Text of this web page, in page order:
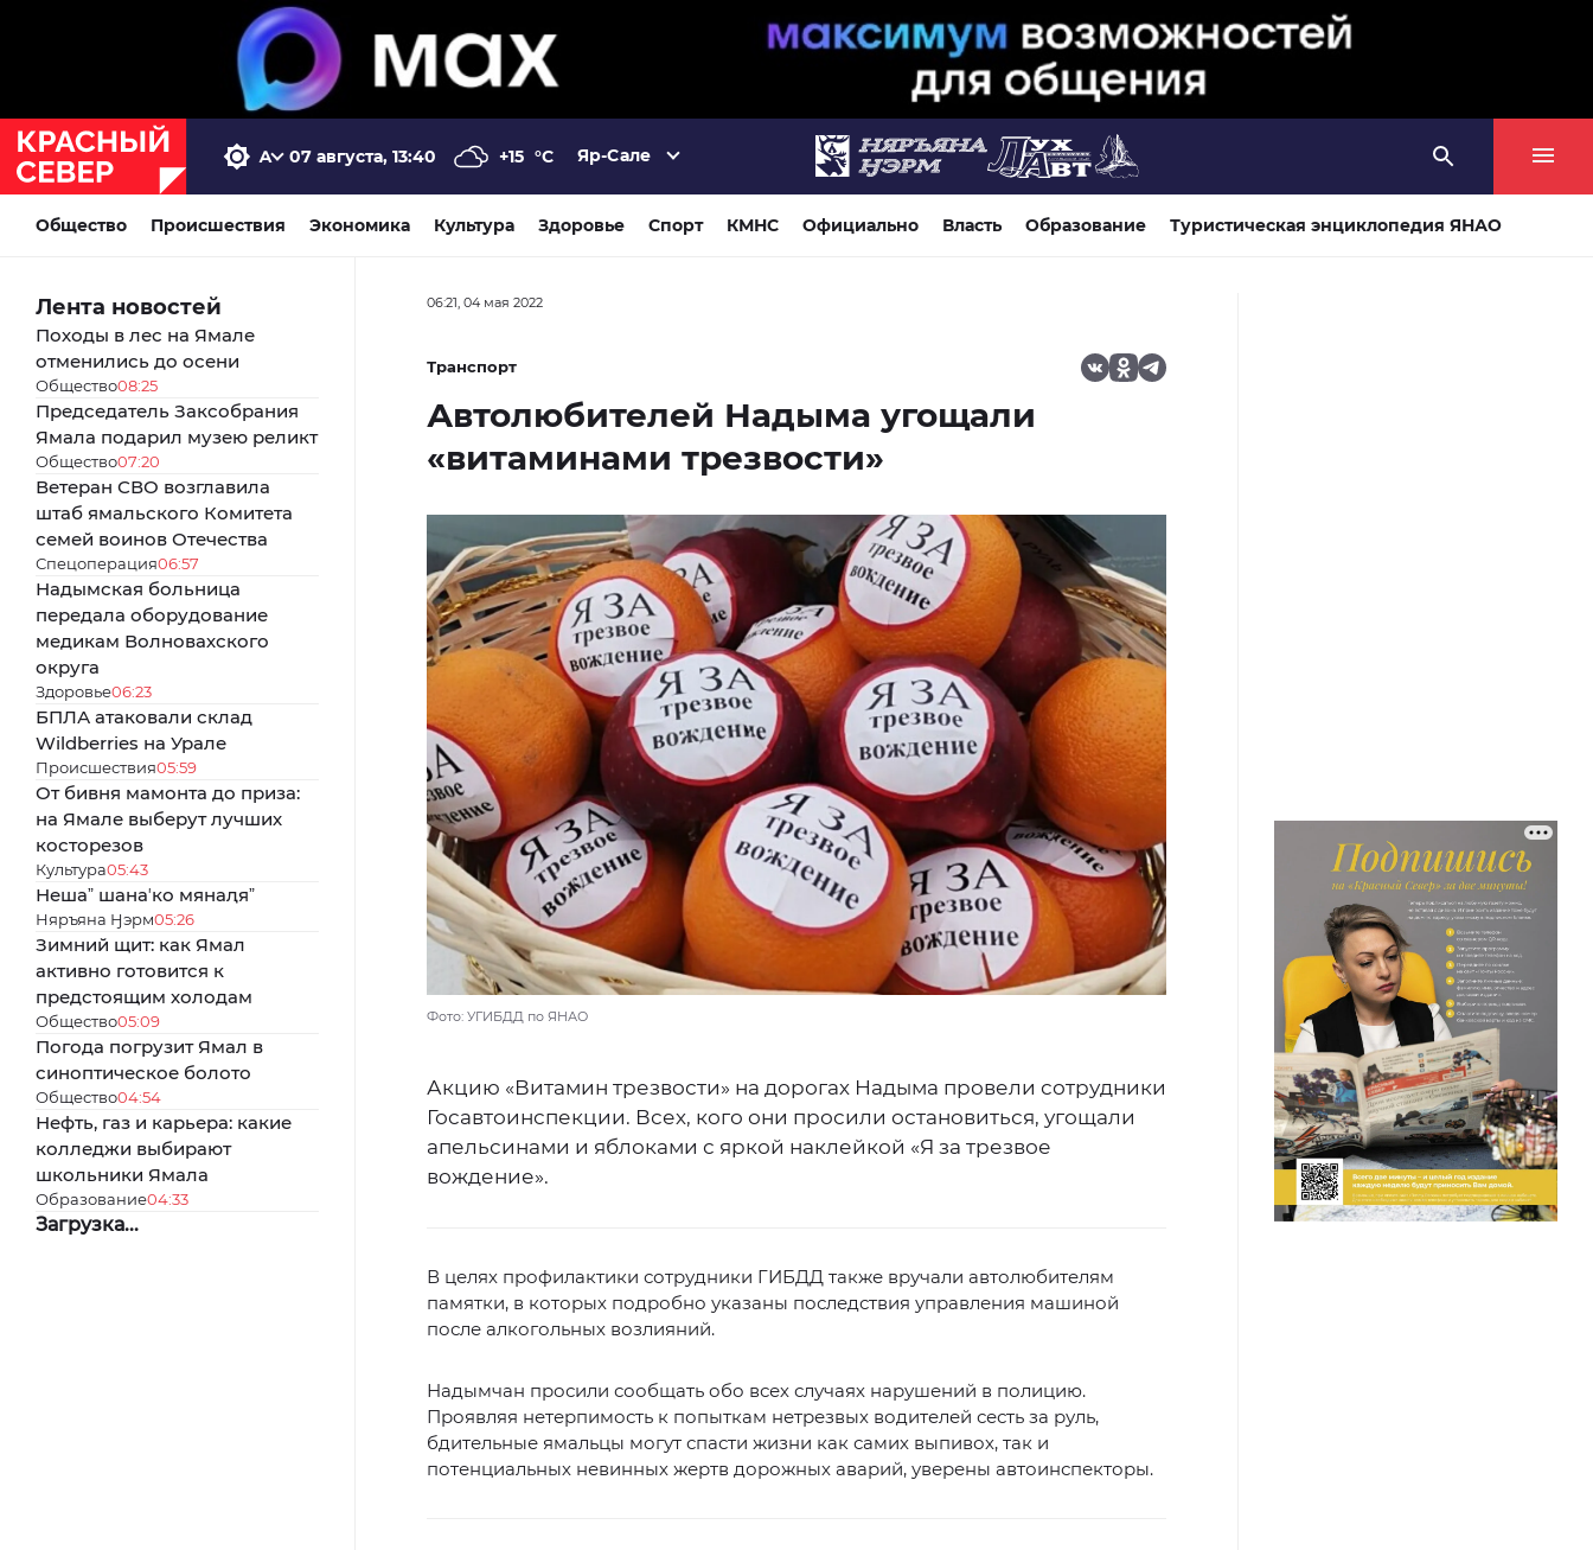
07 августа, 13:40 +15 °C Яр-Сале
Общество Происшествия Экономика Культура Здоровье Спорт КМНС Официально Власть Образование Туристическая энциклопедия ЯНАО
Лента новостей
Походы в лес на Ямале
отменились до осени
Общество08:25
Председатель Заксобрания
Ямала подарил музею реликт
Общество07:20
Ветеран СВО возглавила
штаб ямальского Комитета
семей воинов Отечества
Спецоперация06:57
Надымская больница
передала оборудование
медикам Волновахского
округа
Здоровье06:23
БПЛА атаковали склад
Wildberries на Урале
Происшествия05:59
От бивня мамонта до приза:
на Ямале выберут лучших
косторезов
Культура05:43
Нешаˮ шанаʼко мянаԯяˮ
Няръяна Ӈэрм05:26
Зимний щит: как Ямал
активно готовится к
предстоящим холодам
Общество05:09
Погода погрузит Ямал в
синоптическое болото
Общество04:54
Нефть, газ и карьера: какие
колледжи выбирают
школьники Ямала
Образование04:33
Загрузка...
06:21, 04 мая 2022
Транспорт
Автолюбителей Надыма угощали
«витаминами трезвости»
Фото: УГИБДД по ЯНАО
Акцию «Витамин трезвости» на дорогах Надыма провели сотрудники
Госавтоинспекции. Всех, кого они просили остановиться, угощали
апельсинами и яблоками с яркой наклейкой «Я за трезвое
вождение».
В целях профилактики сотрудники ГИБДД также вручали автолюбителям
памятки, в которых подробно указаны последствия управления машиной
после алкогольных возлияний.
Надымчан просили сообщать обо всех случаях нарушений в полицию.
Проявляя нетерпимость к попыткам нетрезвых водителей сесть за руль,
бдительные ямальцы могут спасти жизни как самих выпивох, так и
потенциальных невинных жертв дорожных аварий, уверены автоинспекторы.